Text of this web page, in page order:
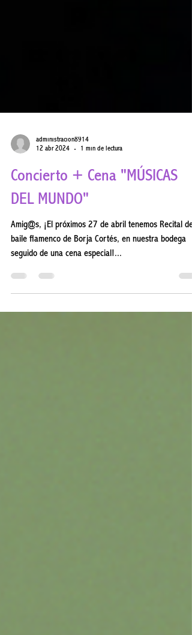
12 abr 2024
1 min de lectura
Concierto + Cena "MÚSICAS
DEL MUNDO"
Amig@s, ¡El próximos 27 de abril tenemos Recital de
seguido de una cena especial!...